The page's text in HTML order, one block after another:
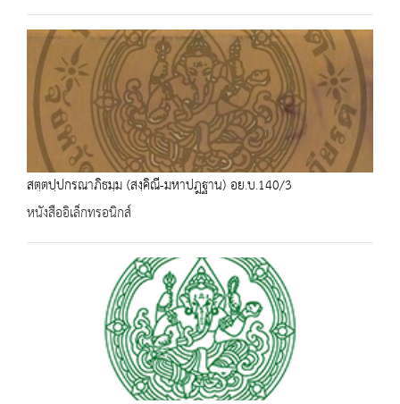
สตฺตปฺปกรณาภิธมฺม (สงฺคิณี-มหาปฎฐาน) อย.บ.140/3
หนังสืออิเล็กทรอนิกส์